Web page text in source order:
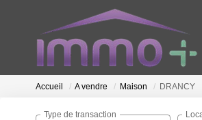
Accueil A vendre Maison DRANCY
Type de transaction